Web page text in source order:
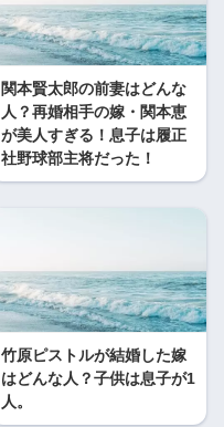
関本賢太郎の前妻はどんな
人？再婚相手の嫁・関本恵
が美人すぎる！息子は履正
社野球部主将だった！
竹原ピストルが結婚した嫁
はどんな人？子供は息子が1
人。